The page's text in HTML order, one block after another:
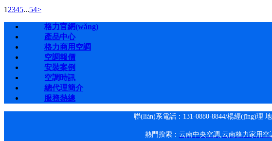
1 2345...54>
格力官網(wǎng)
產品中心
格力商用空調
空調報價
安裝案例
空調時訊
總代理簡介
服務熱線
聯(lián)系電話：131-0880-8844/楊經(jīng)理
熱門搜索： 云南中央空調 云南格力家用空